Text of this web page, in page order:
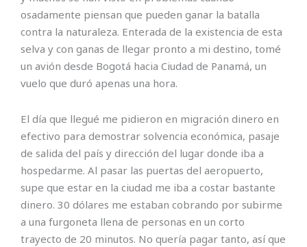
osadamente piensan que pueden ganar la batalla
contra la naturaleza. Enterada de la existencia de esta
selva y con ganas de llegar pronto a mi destino, tomé
un avión desde Bogotá hacia Ciudad de Panamá, un
vuelo que duró apenas una hora.
El día que llegué me pidieron en migración dinero en
efectivo para demostrar solvencia económica, pasaje
de salida del país y dirección del lugar donde iba a
hospedarme. Al pasar las puertas del aeropuerto,
supe que estar en la ciudad me iba a costar bastante
dinero. 30 dólares me estaban cobrando por subirme
a una furgoneta llena de personas en un corto
trayecto de 20 minutos. No quería pagar tanto, así que